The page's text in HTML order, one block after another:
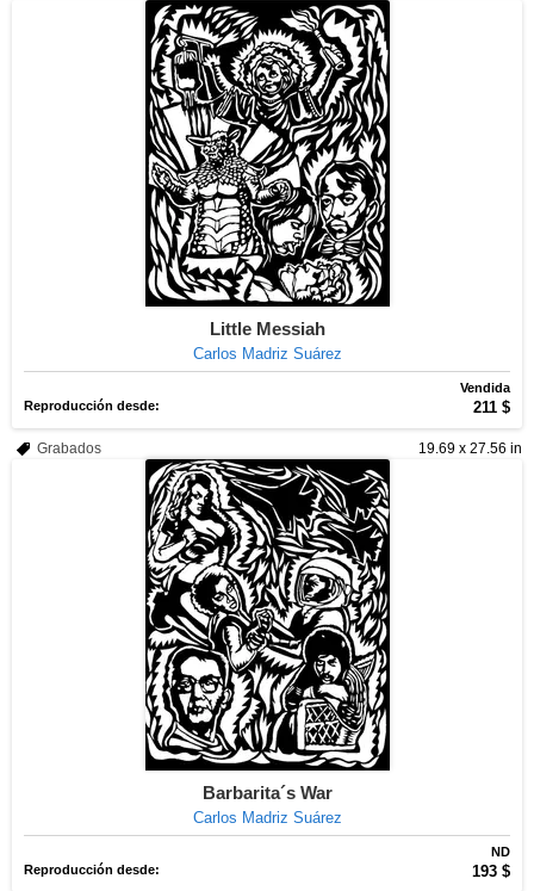
Little Messiah
Carlos Madriz Suárez
Vendida
Reproducción desde:
211 $
19.69 x 27.56 in
Grabados
Barbarita´s War
Carlos Madriz Suárez
ND
Reproducción desde:
193 $